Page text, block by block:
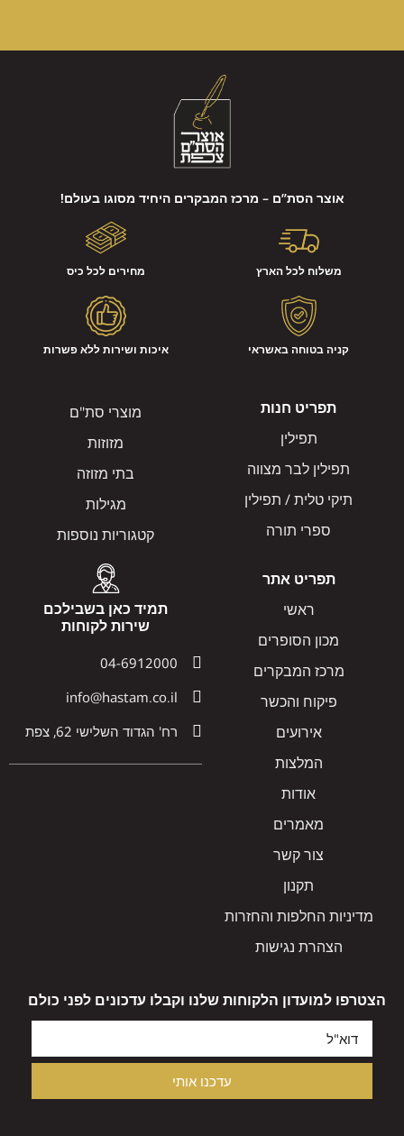
אוצר הסת”ם – מרכז המבקרים היחיד מסוגו בעולם!
משלוח לכל הארץ מחירים לכל כיס
קניה בטוחה באשראי איכות ושירות ללא פשרות
תפריט חנות
תפילין
תפילין לבר מצווה
תיקי טלית / תפילין
ספרי תורה
מוצרי סת"ם
מזוזות
בתי מזוזה
מגילות
קטגוריות נוספות
תפריט אתר
ראשי
מכון הסופרים
מרכז המבקרים
פיקוח והכשר
אירועים
המלצות
אודות
מאמרים
צור קשר
תקנון
מדיניות החלפות והחזרות
הצהרת נגישות
תמיד כאן בשבילכם
שירות לקוחות
04-6912000
info@hastam.co.il
רח' הגדוד השלישי 62, צפת
הצטרפו למועדון הלקוחות שלנו וקבלו עדכונים לפני כולם
עדכנו אותי